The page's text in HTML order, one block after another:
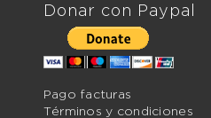
Donar con Paypal
Pago facturas
Términos y condiciones